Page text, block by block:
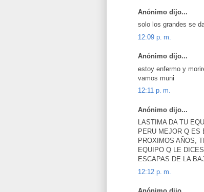
Anónimo dijo...
solo los grandes se
12:09 p. m.
Anónimo dijo...
estoy enfermo y
vamos muni
12:11 p. m.
Anónimo dijo...
LASTIMA DA TU
PERU MEJOR Q ES
PROXIMOS AÑOS,
EQUIPO Q LE
ESCAPAS DE LA
12:12 p. m.